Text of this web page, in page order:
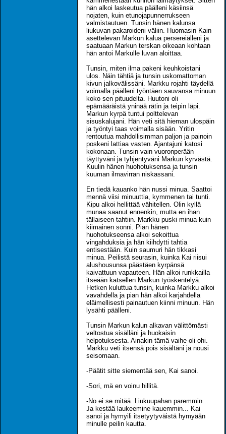
hän alkoi laskeutua päälleni käsiinsä
nojaten, kuin etunojapunnerrukseen
valmistautuen. Tunsin hänen kalunsa
liukuvan pakaroideni väliin. Huomasin Kain
asettelevan Markun kalua persereiälleni ja
saatuaan Markun terskan oikeaan kohtaan
hän antoi Markulle luvan aloittaa.
Tunsin, miten ilma pakeni keuhkoistani
ulos. Näin tähtiä ja tunsin uskomattoman
kivun jalkovälissäni. Markku rojahti täydellä
voimalla päälleni työntäen sauvansa minuun
koko sen pituudelta. Huutoni oli
epämääräistä yninää rätin ja teipin läpi.
Markun kyrpä tuntui polttelevan
sisuskalujani. Hän veti sitä hieman ulospäin
ja työntyi taas voimalla sisään. Yritin
rentoutua mahdollisimman paljon ja painoin
poskeni lattiaa vasten. Ajantajuni katosi
kokonaan. Tunsin vain vuoronperään
täyttyväni ja tyhjentyväni Markun kyrvästä.
Kuulin hänen huohotuksensa ja tunsin
kuuman ilmavirran niskassani.
En tiedä kauanko hän nussi minua. Saattoi
mennä viisi minuuttia, kymmenen tai tunti.
Kipu alkoi hellittää vähitellen. Olin kyllä
munaa saanut ennenkin, mutta en ihan
tällaiseen tahtiin. Markku puski minua kuin
kiimainen sonni. Pian hänen
huohotukseensa alkoi sekoittua
vingahduksia ja hän kiihdytti tahtia
entisestään. Kuin saumuri hän tikkasi
minua. Peilistä seurasin, kuinka Kai riisui
alushousunsa päästäen kyrpänsä
kaivattuun vapauteen. Hän alkoi runkkailla
itseään katsellen Markun työskentelyä.
Hetken kuluttua tunsin, kuinka Markku alkoi
vavahdella ja pian hän alkoi karjahdella
eläimellisesti painautuen kiinni minuun. Hän
lysähti päälleni.
Tunsin Markun kalun alkavan välittömästi
veltostua sisälläni ja huokaisin
helpotuksesta. Ainakin tämä vaihe oli ohi.
Markku veti itsensä pois sisältäni ja nousi
seisomaan.
-Päätit sitte siementää sen, Kai sanoi.
-Sori, mä en voinu hillitä.
-No ei se mitää. Liukuupahan paremmin...
Ja kestää laukeemine kauemmin... Kai
sanoi ja hymyili itsetyytyväistä hymyään
minulle peilin kautta.